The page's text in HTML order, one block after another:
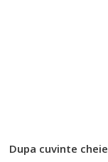
Dupa cuvinte cheie